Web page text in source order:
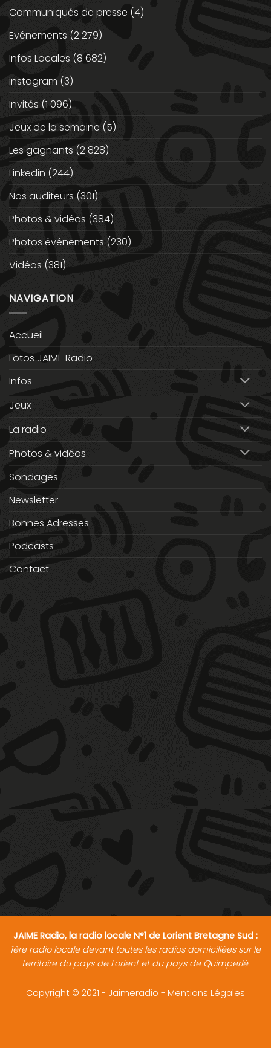
Communiqués de presse (4)
Evénements (2 279)
Infos Locales (8 682)
instagram (3)
Invités (1 096)
Jeux de la semaine (5)
Les gagnants (2 828)
Linkedin (244)
Nos auditeurs (301)
Photos & vidéos (384)
Photos événements (230)
Vidéos (381)
NAVIGATION
Accueil
Lotos JAIME Radio
Infos
Jeux
La radio
Photos & vidéos
Sondages
Newsletter
Bonnes Adresses
Podcasts
Contact
JAIME Radio, la radio locale N°1 de Lorient Bretagne Sud :
1ère radio locale devant toutes les radios domiciliées sur le
territoire du pays de Lorient et du pays de Quimperlé.
Copyright © 2021 - Jaimeradio - Mentions Légales